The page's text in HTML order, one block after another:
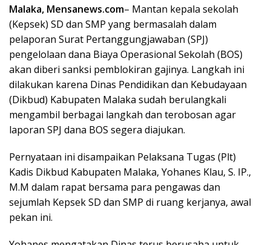
Malaka, Mensanews.com– Mantan kepala sekolah
(Kepsek) SD dan SMP yang bermasalah dalam
pelaporan Surat Pertanggungjawaban (SPJ)
pengelolaan dana Biaya Operasional Sekolah (BOS)
akan diberi sanksi pemblokiran gajinya. Langkah ini
dilakukan karena Dinas Pendidikan dan Kebudayaan
(Dikbud) Kabupaten Malaka sudah berulangkali
mengambil berbagai langkah dan terobosan agar
laporan SPJ dana BOS segera diajukan.
Pernyataan ini disampaikan Pelaksana Tugas (Plt)
Kadis Dikbud Kabupaten Malaka, Yohanes Klau, S. IP.,
M.M dalam rapat bersama para pengawas dan
sejumlah Kepsek SD dan SMP di ruang kerjanya, awal
pekan ini.